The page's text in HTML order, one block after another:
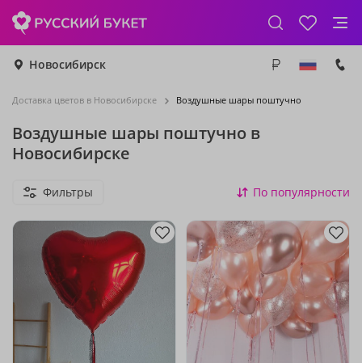
Новосибирск
Доставка цветов в Новосибирске Воздушные шары поштучно
Воздушные шары поштучно в
Новосибирске
Фильтры По популярности